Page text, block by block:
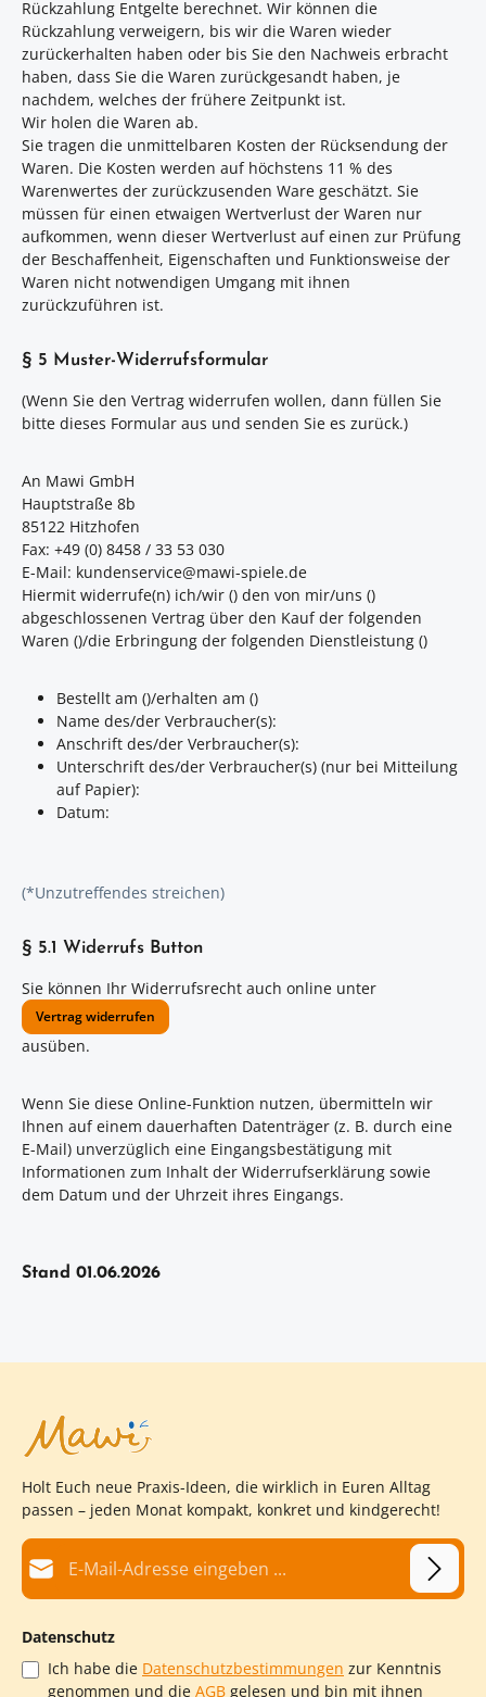
Rückzahlung Entgelte berechnet. Wir können die
Rückzahlung verweigern, bis wir die Waren wieder
zurückerhalten haben oder bis Sie den Nachweis erbracht
haben, dass Sie die Waren zurückgesandt haben, je
nachdem, welches der frühere Zeitpunkt ist.
Wir holen die Waren ab.
Sie tragen die unmittelbaren Kosten der Rücksendung der
Waren. Die Kosten werden auf höchstens 11 % des
Warenwertes der zurückzusenden Ware geschätzt. Sie
müssen für einen etwaigen Wertverlust der Waren nur
aufkommen, wenn dieser Wertverlust auf einen zur Prüfung
der Beschaffenheit, Eigenschaften und Funktionsweise der
Waren nicht notwendigen Umgang mit ihnen
zurückzuführen ist.
§ 5 Muster-Widerrufsformular
(Wenn Sie den Vertrag widerrufen wollen, dann füllen Sie
bitte dieses Formular aus und senden Sie es zurück.)
An Mawi GmbH
Hauptstraße 8b
85122 Hitzhofen
Fax: +49 (0) 8458 / 33 53 030
E-Mail: kundenservice@mawi-spiele.de
Hiermit widerrufe(n) ich/wir () den von mir/uns ()
abgeschlossenen Vertrag über den Kauf der folgenden
Waren ()/die Erbringung der folgenden Dienstleistung ()
Bestellt am ()/erhalten am ()
Name des/der Verbraucher(s):
Anschrift des/der Verbraucher(s):
Unterschrift des/der Verbraucher(s) (nur bei Mitteilung
auf Papier):
Datum:
(*Unzutreffendes streichen)
§ 5.1 Widerrufs Button
Sie können Ihr Widerrufsrecht auch online unter
Vertrag widerrufen
ausüben.
Wenn Sie diese Online-Funktion nutzen, übermitteln wir
Ihnen auf einem dauerhaften Datenträger (z. B. durch eine
E-Mail) unverzüglich eine Eingangsbestätigung mit
Informationen zum Inhalt der Widerrufserklärung sowie
dem Datum und der Uhrzeit ihres Eingangs.
Stand 01.06.2026
Holt Euch neue Praxis-Ideen, die wirklich in Euren Alltag
passen – jeden Monat kompakt, konkret und kindgerecht!
E-Mail-Adresse*
Datenschutz
Ich habe die Datenschutzbestimmungen zur Kenntnis
genommen und die AGB gelesen und bin mit ihnen